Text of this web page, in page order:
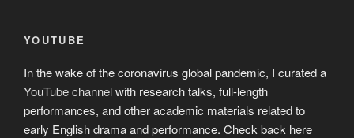
YOUTUBE
In the wake of the coronavirus global pandemic, I curated a
YouTube channelwith research talks, full-length
performances, and other academic materials related to
early English drama and performance. Check back here